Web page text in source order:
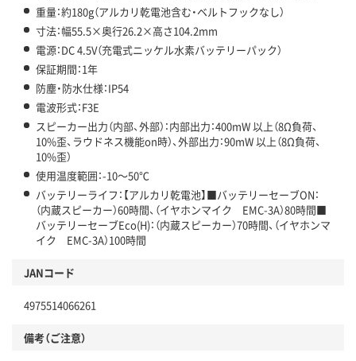
重量：約180g（アルカリ乾電池含む・ベルトフックなし）
寸法：幅55.5×奥行26.2×高さ104.2mm
電源：DC 4.5V（充電式ニッケル水素バッテリーパック）
保証期間：1年
防塵・防水仕様：IP54
電波形式：F3E
スピーカー出力（内部、外部）：内部出力：400mW 以上（8Ω負荷、
10%歪、ラウドネス機能on時）、外部出力：90mW 以上（8Ω負荷、
10%歪）
使用温度範囲：-10～50℃
バッテリーライフ：【アルカリ乾電池】■バッテリーセーブON：
（内蔵スピーカー）60時間、（イヤホンマイク EMC-3A）80時間■
バッテリーセーブEco(H)：（内蔵スピーカー）70時間、（イヤホンマ
イク EMC-3A）100時間
JANコード
4975514066261
備考（ご注意）